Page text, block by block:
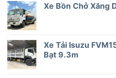
Xe Bồn Chở Xăng
Xe Tải Isuzu
Bạt 9.3m